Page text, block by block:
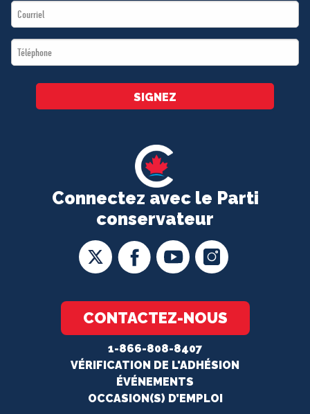
Connectez avec le Parti
conservateur
CONTACTEZ-NOUS
1-866-808-8407
VÉRIFICATION DE L'ADHÉSION
ÉVÉNEMENTS
OCCASION(S) D’EMPLOI
Email
*
Téléphone
*
SIGNEZ